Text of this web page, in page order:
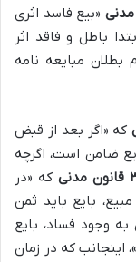
«بیع فاسد اثری
باطل و فاقد اثر
بطلان مبایعه نامه
که «اگر بعد از قبض
ضامن است، اگرچه
که «در
بایع باید ثمن
وجود فساد، بایع
اینجانب که در زمان